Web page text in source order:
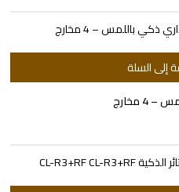
إلى السلة